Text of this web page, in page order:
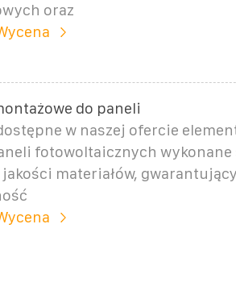
oraz
do paneli
w naszej ofercie
fotowoltaicznych wykonane
materiałów,